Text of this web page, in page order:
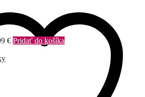
€ Pridať do košíka